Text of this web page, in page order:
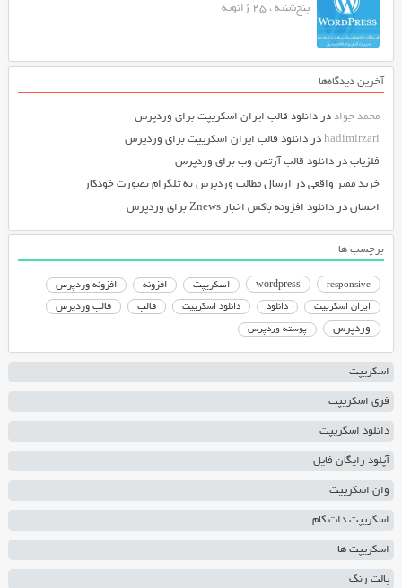
پنج‌شنبه ، 25 ژانویه
آخرین دیدگاه‌ها
محمد جواددر دانلود قالب ایران اسکریپت برای وردپرس
hadimirzariدر دانلود قالب ایران اسکریپت برای وردپرس
فلزیابدر دانلود قالب آرتمن وب برای وردپرس
خرید ممبر واقعیدر ارسال مطالب وردپرس به تلگرام بصورت خودکار
احساندر دانلود افزونه باکس اخبار Znews برای وردپرس
برچسب ها
responsive
wordpress اسکریپت افزونه افزونه وردپرس
ایران اسکریپت دانلود دانلود اسکریپت قالب قالب وردپرس
وردپرس پوسته وردپرس
اسکریپت
فری اسکریپت
دانلود اسکریپت
آپلود رایگان فایل
وان اسکریپت
اسکریپت دات کام
اسکریپت ها
پالت رنگ